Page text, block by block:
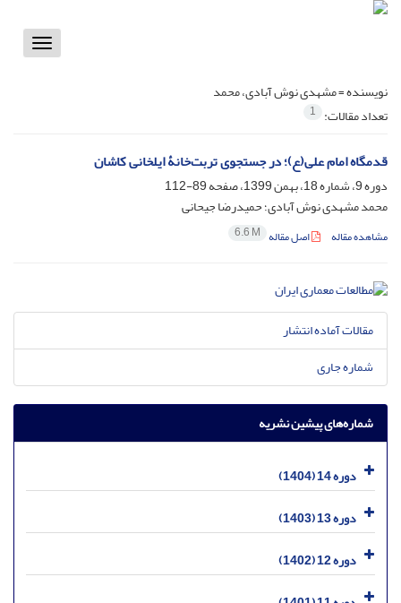
Toggle
نویسنده =مشهدی نوش آبادی، محمد
تعداد مقالات: 1
قدمگاه امام علی(ع)؛ در جستجوی تربت‌خانۀ ایلخانی کاشان
دوره 9، شماره 18، بهمن 1399، صفحه
89-112
محمد مشهدی نوش آبادی؛ حمیدرضا جیحانی
مشاهده مقاله اصل مقاله 6.6 M
مقالات آماده انتشار
شماره جاری
شماره‌های پیشین نشریه
دوره 14 (1404)
دوره 13 (1403)
دوره 12 (1402)